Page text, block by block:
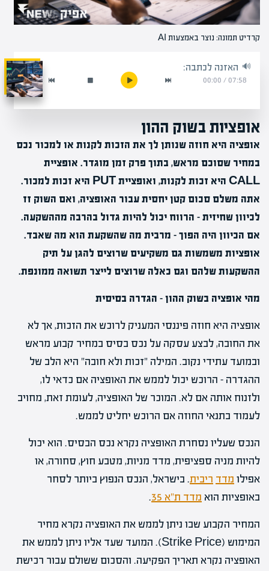
קרדיט תמונה: נוצר באמצעות AI
האזנה לכתבה:
07:58
/
00:00
אופציות בשוק ההון
אופציה היא חוזה שנותן לך את הזכות לקנות או למכור נכס
במחיר שסוכם מראש, בתוך פרק זמן מוגדר. אופציית
CALL היא זכות לקנות, ואופציית PUT היא זכות למכור.
אתה משלם סכום קטן יחסית עבור האופציה, ואם השוק זז
לכיוון שחיזית – הרווח יכול להיות גדול בהרבה מההשקעה.
אם הכיוון היה הפוך – מרבית מה שהשקעת הוא מה שאבד.
אופציות משמשות גם משקיעים שרוצים להגן על תיק
ההשקעות שלהם וגם כאלה שרוצים לייצר תשואה ממונפת.
מהי אופציה בשוק ההון – הגדרה בסיסית
אופציה היא חוזה פיננסי המעניק לרוכש את הזכות, אך לא
את החובה, לבצע עסקה על נכס בסיס במחיר קבוע מראש
ובמועד עתידי נקוב. המילה "זכות ולא חובה" היא הלב של
ההגדרה – הרוכש יכול לממש את האופציה אם כדאי לו,
ולזנוח אותה אם לא. המוכר של האופציה, לעומת זאת, מחויב
לעמוד בתנאי החוזה אם הרוכש יחליט לממש.
הנכס שעליו נסחרת האופציה נקרא נכס הבסיס. הוא יכול
להיות מניה ספציפית, מדד מניות, מטבע חוץ, סחורה, או
אפילו מדד ריבית. בישראל, הנכס הנפוץ ביותר לסחר
באופציות הוא מדד ת"א 35 .
המחיר הקבוע שבו ניתן לממש את האופציה נקרא מחיר
המימוש (Strike Price). המועד שעד אליו ניתן לממש את
האופציה נקרא תאריך הפקיעה. והסכום ששולם עבור רכישת